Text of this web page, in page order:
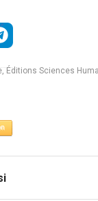
Éditions Sciences